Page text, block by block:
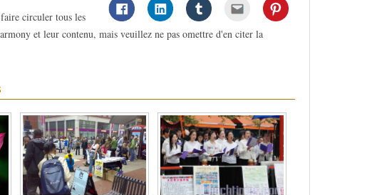
circuler tous les
et leur contenu, mais veuillez ne pas omettre d'en citer la